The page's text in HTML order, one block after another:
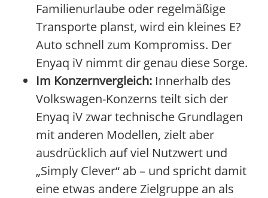
Familienurlaube oder regelmäßige
Transporte planst, wird ein kleines E?
Auto schnell zum Kompromiss. Der
Enyaq iV nimmt dir genau diese Sorge.
Im Konzernvergleich: Innerhalb des
Volkswagen-Konzerns teilt sich der
Enyaq iV zwar technische Grundlagen
mit anderen Modellen, zielt aber
ausdrücklich auf viel Nutzwert und
„Simply Clever“ ab – und spricht damit
eine etwas andere Zielgruppe an als